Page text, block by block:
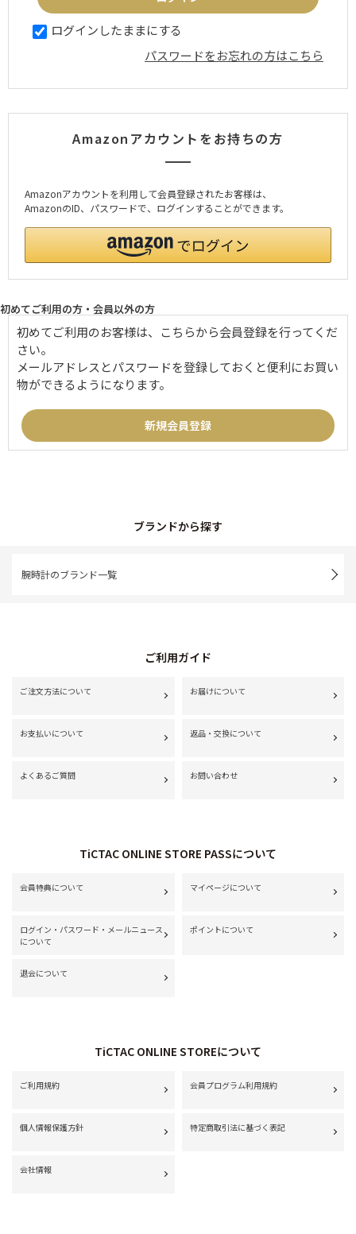
ログインしたままにする
パスワードをお忘れの方はこちら
Amazonアカウントをお持ちの方
Amazonアカウントを利用して会員登録されたお客様は、
AmazonのID、パスワードで、ログインすることができます。
初めてご利用の方・会員以外の方
初めてご利用のお客様は、こちらから会員登録を行ってくだ
さい。
メールアドレスとパスワードを登録しておくと便利にお買い
物ができるようになります。
ブランドから探す
腕時計のブランド一覧
ご利用ガイド
ご注文方法について お届けについて
お支払いについて 返品・交換について
よくあるご質問 お問い合わせ
TiCTAC ONLINE STORE PASSについて
会員特典について マイページについて
ログイン・パスワード・メールニュース
について
ポイントについて
退会について
TiCTAC ONLINE STOREについて
ご利用規約 会員プログラム利用規約
個人情報保護方針 特定商取引法に基づく表記
会社情報